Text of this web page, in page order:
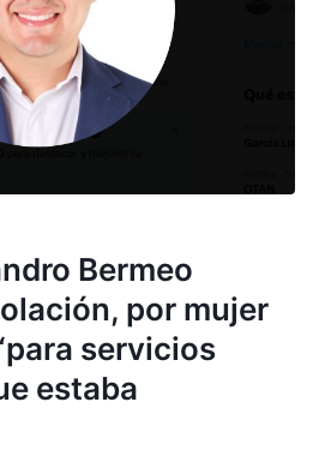
Bermeo
por mujer
servicios
estaba